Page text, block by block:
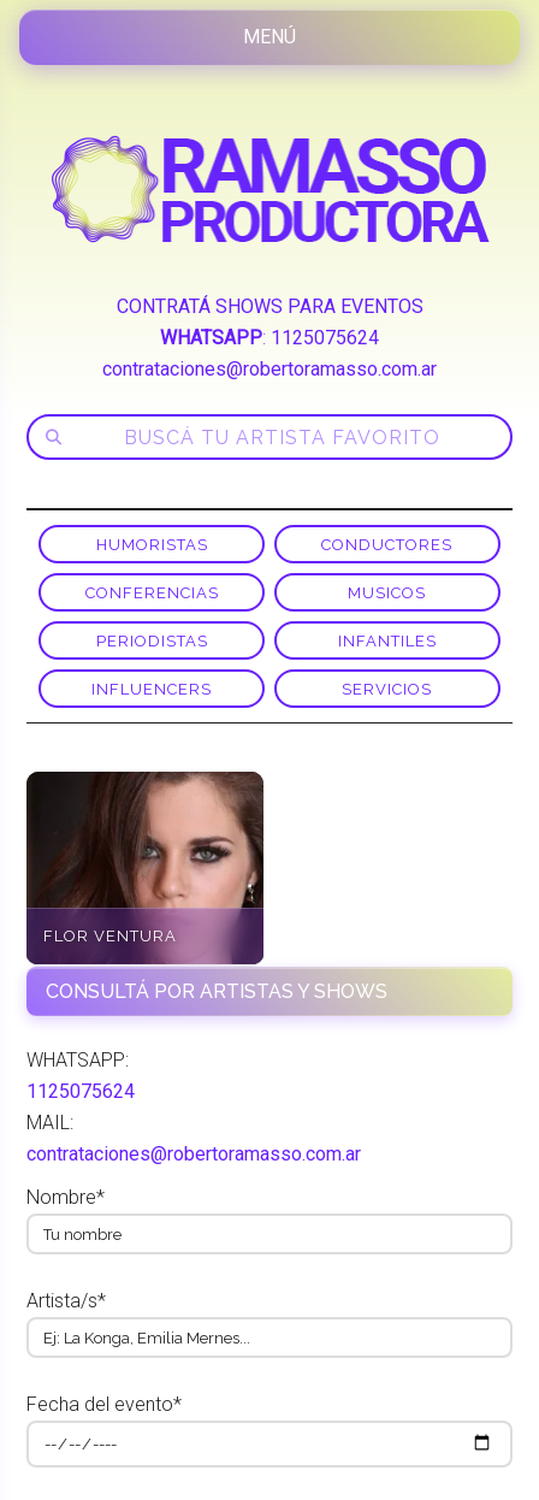
CONTRATÁ SHOWS PARA EVENTOS
WHATSAPP: 1125075624
contrataciones@robertoramasso.com.ar
HUMORISTAS CONDUCTORES
CONFERENCIAS MUSICOS
PERIODISTAS INFANTILES
INFLUENCERS SERVICIOS
FLOR VENTURA
CONSULTÁ POR ARTISTAS Y SHOWS
WHATSAPP:
1125075624
MAIL:
contrataciones@robertoramasso.com.ar
Nombre*
Artista/s*
Fecha del evento*